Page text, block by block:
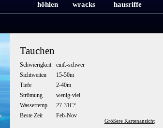
höhlen
wracks hausriffe
Tauchen
Größere Kartenansicht
Schwierigkeit
einf.-schwer
Sichtweiten
15-50m
Tiefe
2-40m
Strömung
wenig-viel
Wassertemp.
27-31C°
Beste Zeit
Feb-Nov